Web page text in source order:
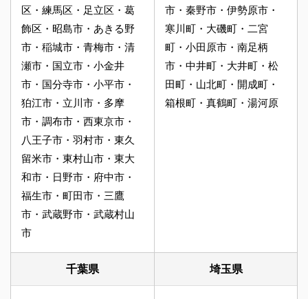
区・練馬区・足立区・葛
飾区・昭島市・あきる野
市・稲城市・青梅市・清
瀬市・国立市・小金井
市・国分寺市・小平市・
狛江市・立川市・多摩
市・調布市・西東京市・
八王子市・羽村市・東久
留米市・東村山市・東大
和市・日野市・府中市・
福生市・町田市・三鷹
市・武蔵野市・武蔵村山
市
市・秦野市・伊勢原市・
寒川町・大磯町・二宮
町・小田原市・南足柄
市・中井町・大井町・松
田町・山北町・開成町・
箱根町・真鶴町・湯河原
千葉県 埼玉県